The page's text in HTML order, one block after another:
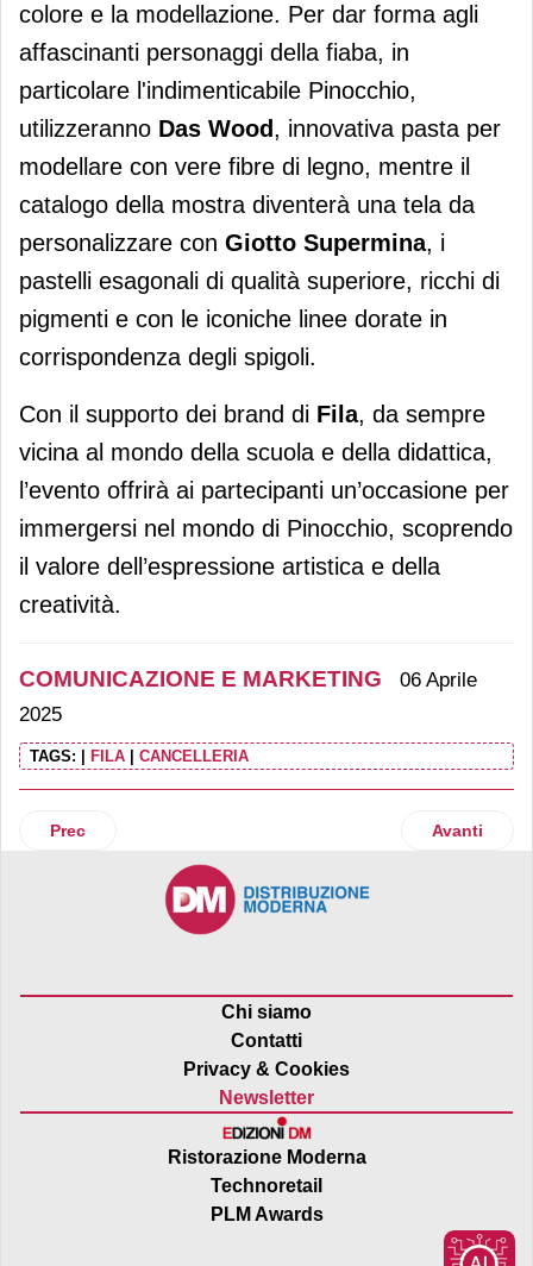
colore e la modellazione. Per dar forma agli
affascinanti personaggi della fiaba, in
particolare l'indimenticabile Pinocchio,
utilizzeranno Das Wood, innovativa pasta per
modellare con vere fibre di legno, mentre il
catalogo della mostra diventerà una tela da
personalizzare con Giotto Supermina, i
pastelli esagonali di qualità superiore, ricchi di
pigmenti e con le iconiche linee dorate in
corrispondenza degli spigoli.
Con il supporto dei brand di Fila, da sempre
vicina al mondo della scuola e della didattica,
l’evento offrirà ai partecipanti un’occasione per
immergersi nel mondo di Pinocchio, scoprendo
il valore dell’espressione artistica e della
creatività.
COMUNICAZIONE E MARKETING
06 Aprile
2025
TAGS: FILA CANCELLERIA
Articolo precedente: Ferrarini ed Eroica insieme nel
Prec Articolo
Avanti
Chi siamo
Contatti
Privacy & Cookies
Newsletter
Ristorazione Moderna
Technoretail
PLM Awards